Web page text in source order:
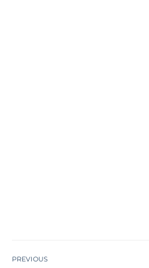
PREVIOUS